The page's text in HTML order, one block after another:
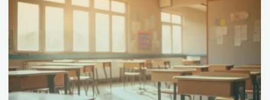
が
発
表
さ